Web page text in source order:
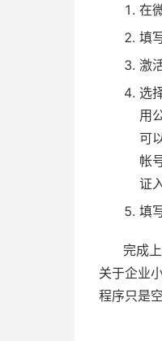
在
填
激
选
用
可
帐
证
填
完成
关于企业
程序只是